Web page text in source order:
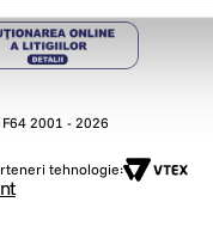
2001 - 2026
tehnologie: